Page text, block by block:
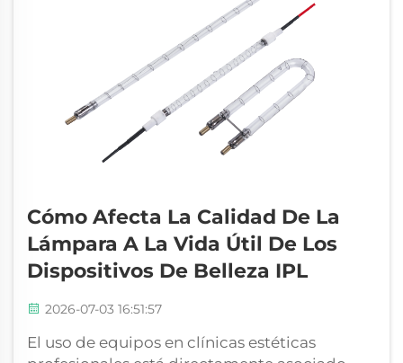
Cómo Afecta La Calidad De La
Lámpara A La Vida Útil De Los
Dispositivos De Belleza IPL
2026-07-03 16:51:57
El uso de equipos en clínicas estéticas